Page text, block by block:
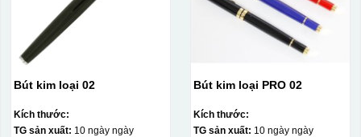
Bút kim loại 02
Kích thước:
TG sản xuất: 10 ngày ngày
Bút kim loại PRO 02
Kích thước:
TG sản xuất: 10 ngày ngày